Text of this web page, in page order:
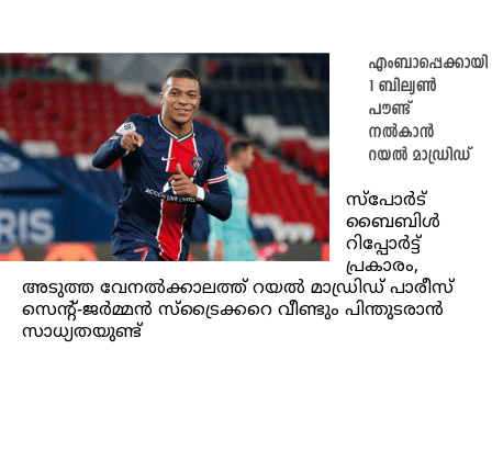
എംബാപ്പെക്കായി
1 ബില്യൺ
പൗണ്ട്
നൽകാൻ
റയൽ മാഡ്രിഡ്
സ്‌പോർട്
ബൈബിൾ
റിപ്പോർട്ട്
പ്രകാരം,
അടുത്ത വേനൽക്കാലത്ത് റയൽ മാഡ്രിഡ് പാരീസ്
സെന്റ്-ജർമ്മൻ സ്‌ട്രൈക്കറെ വീണ്ടും പിന്തുടരാൻ
സാധ്യതയുണ്ട്